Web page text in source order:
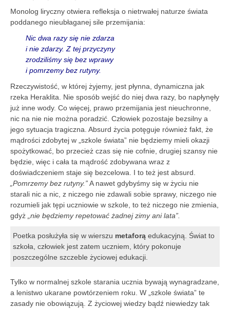
Monolog liryczny otwiera refleksja o nietrwałej naturze świata
poddanego nieubłaganej sile przemijania:
Nic dwa razy się nie zdarza
i nie zdarzy. Z tej przyczyny
zrodziliśmy się bez wprawy
i pomrzemy bez rutyny.
Rzeczywistość, w której żyjemy, jest płynna, dynamiczna jak
rzeka Heraklita. Nie sposób wejść do niej dwa razy, bo napłynęły
już inne wody. Co więcej, prawo przemijania jest nieuchronne,
nic na nie nie można poradzić. Człowiek pozostaje bezsilny a
jego sytuacja tragiczna. Absurd życia potęguje również fakt, że
mądrości zdobytej w „szkole świata” nie będziemy mieli okazji
spożytkować, bo przecież czas się nie cofnie, drugiej szansy nie
będzie, więc i cała ta mądrość zdobywana wraz z
doświadczeniem staje się bezcelowa. I to też jest absurd.
„Pomrzemy bez rutyny.”A nawet gdybyśmy się w życiu nie
starali nic a nic, z niczego nie zdawali sobie sprawy, niczego nie
rozumieli jak tępi uczniowie w szkole, to też niczego nie zmienia,
gdyż „nie będziemy repetować żadnej zimy ani lata”.
Poetka posłużyła się w wierszu metaforą edukacyjną. Świat to
szkoła, człowiek jest zatem uczniem, który pokonuje
poszczególne szczeble życiowej edukacji.
Tylko w normalnej szkole starania ucznia bywają wynagradzane,
a lenistwo ukarane powtórzeniem roku. W „szkole świata” te
zasady nie obowiązują. Z życiowej wiedzy bądź niewiedzy tak